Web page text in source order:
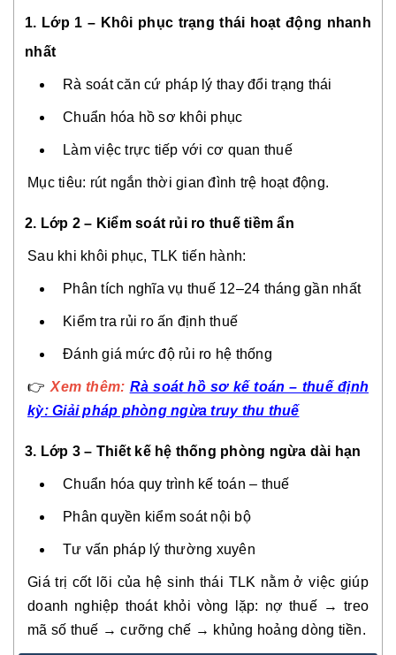
1. Lớp 1 – Khôi phục trạng thái hoạt động nhanh
nhất
Rà soát căn cứ pháp lý thay đổi trạng thái
Chuẩn hóa hồ sơ khôi phục
Làm việc trực tiếp với cơ quan thuế
Mục tiêu: rút ngắn thời gian đình trệ hoạt động.
2. Lớp 2 – Kiểm soát rủi ro thuế tiềm ẩn
Sau khi khôi phục, TLK tiến hành:
Phân tích nghĩa vụ thuế 12–24 tháng gần nhất
Kiểm tra rủi ro ấn định thuế
Đánh giá mức độ rủi ro hệ thống
👉Xem thêm: Rà soát hồ sơ kế toán – thuế định
kỳ: Giải pháp phòng ngừa truy thu thuế
3. Lớp 3 – Thiết kế hệ thống phòng ngừa dài hạn
Chuẩn hóa quy trình kế toán – thuế
Phân quyền kiểm soát nội bộ
Tư vấn pháp lý thường xuyên
Giá trị cốt lõi của hệ sinh thái TLK nằm ở việc giúp
doanh nghiệp thoát khỏi vòng lặp: nợ thuế → treo
mã số thuế → cưỡng chế → khủng hoảng dòng tiền.